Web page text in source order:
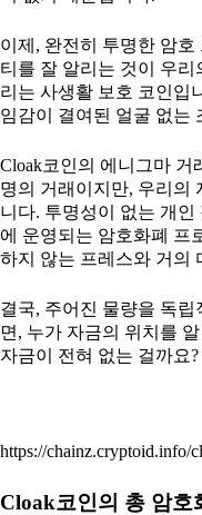
이제, 완전히 투명한 암호
티를 잘 알리는 것이 우리
리는 사생활 보호 코인입
임감이 결여된 얼굴 없는
Cloak코인의 에니그마 거
명의 거래이지만, 우리의
니다. 투명성이 없는 개
에 운영되는 암호화폐 프
하지 않는 프레스와 거의
결국, 주어진 물량을 독
면, 누가 자금의 위치를
자금이 전혀 없는 걸까요?
https://chainz.cryptoid.info/
Cloak코인의 총 암호